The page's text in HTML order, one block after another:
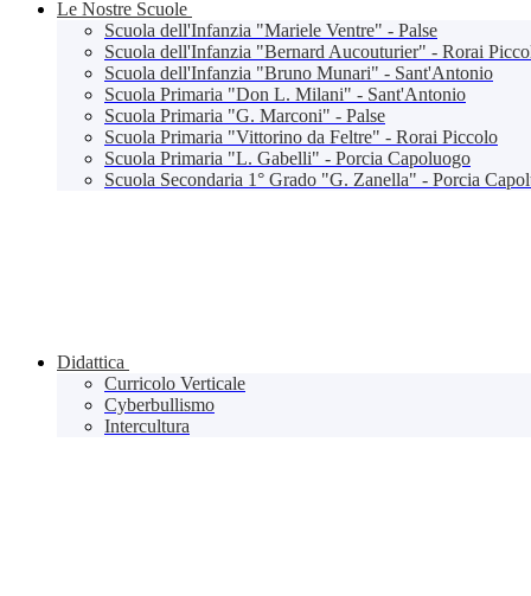
Le Nostre Scuole
Scuola dell'Infanzia "Mariele Ventre" - Palse
Scuola dell'Infanzia "Bernard Aucouturier" - Rorai
Scuola dell'Infanzia "Bruno Munari" - Sant'Antonio
Scuola Primaria "Don L. Milani" - Sant'Antonio
Scuola Primaria "G. Marconi" - Palse
Scuola Primaria "Vittorino da Feltre" - Rorai Piccolo
Scuola Primaria "L. Gabelli" - Porcia Capoluogo
Scuola Secondaria 1° Grado "G. Zanella" - Porcia
Didattica
Curricolo Verticale
Cyberbullismo
Intercultura